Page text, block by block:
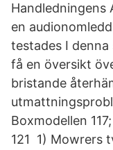
Handledningens
en
testades I
få en översikt
bristande
Boxmodellen
121 1) Mowrers